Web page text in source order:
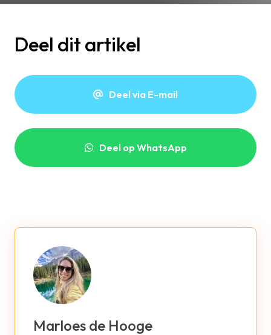
Deel dit artikel
Deel via E-mail
Deel op WhatsApp
Marloes de Hooge